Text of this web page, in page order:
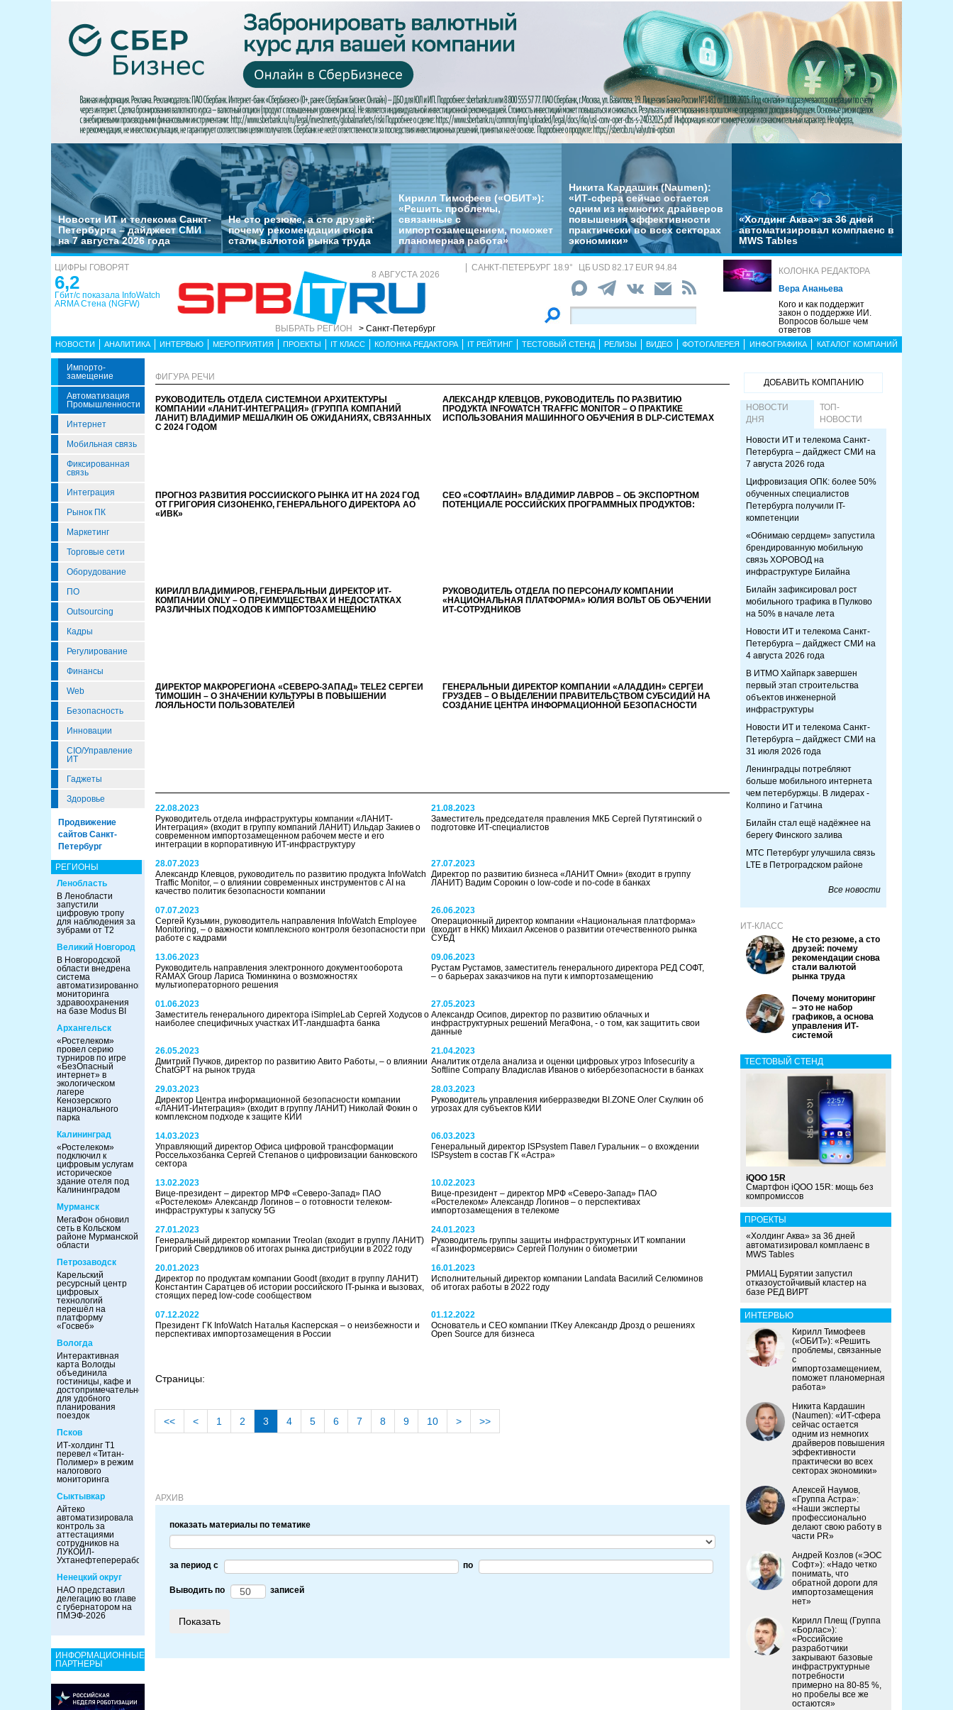
Новости ИТ и телекома Санкт-
Петербурга – дайджест СМИ
на 7 августа 2026 года
Не сто резюме, а сто друзей:
почему рекомендации снова
стали валютой рынка труда
Кирилл Тимофеев («ОБИТ»):
«Решить проблемы,
связанные с
импортозамещением, поможет
планомерная работа»
Никита Кардашин (Naumen):
«ИТ-сфера сейчас остается
одним из немногих драйверов
повышения эффективности
практически во всех секторах
экономики»
«Холдинг Аква» за 36 дней
автоматизировал комплаенс в
MWS Tables
ЦИФРЫ ГОВОРЯТ
6,2
Гбит/с показала InfoWatch
ARMA Стена (NGFW)
8 АВГУСТА 2026
ВЫБРАТЬ РЕГИОН > Санкт-Петербург
САНКТ-ПЕТЕРБУРГ 18.9° ЦБ USD 82.17 EUR 94.84
КОЛОНКА РЕДАКТОРА
Вера Ананьева
Кого и как поддержит
закон о поддержке ИИ.
Вопросов больше чем
ответов
НОВОСТИ АНАЛИТИКА ИНТЕРВЬЮ МЕРОПРИЯТИЯ ПРОЕКТЫ IT КЛАСС КОЛОНКА РЕДАКТОРА IT РЕЙТИНГ ТЕСТОВЫЙ СТЕНД РЕЛИЗЫ ВИДЕО ФОТОГАЛЕРЕЯ ИНФОГРАФИКА КАТАЛОГ КОМПАНИЙ
Импорто­
Замещение
Автоматизация
Промышленности
Интернет
Мобильная связь
Фиксированная
связь
Интеграция
Рынок ПК
Маркетинг
Торговые сети
Оборудование
ПО
Outsourcing
Кадры
Регулирование
Финансы
Web
Безопасность
Инновации
CIO/Управление
ИТ
Гаджеты
Здоровье
Продвижение
сайтов Санкт-
Петербург
РЕГИОНЫ
Ленобласть
В Ленобласти
запустили
цифровую тропу
для наблюдения за
зубрами от Т2
Великий Новгород
В Новгородской
области внедрена
система
автоматизированного
мониторинга
здравоохранения
на базе Modus BI
Архангельск
«Ростелеком»
провел серию
турниров по игре
«БезОпасный
интернет» в
экологическом
лагере
Кенозерского
национального
парка
Калининград
«Ростелеком»
подключил к
цифровым услугам
историческое
здание отеля под
Калининградом
Мурманск
МегаФон обновил
сеть в Кольском
районе Мурманской
области
Петрозаводск
Карельский
ресурсный центр
цифровых
технологий
перешёл на
платформу
«Госвеб»
Вологда
Интерактивная
карта Вологды
объединила
гостиницы, кафе и
достопримечательности
для удобного
планирования
поездок
Псков
ИТ-холдинг Т1
перевел «Титан-
Полимер» в режим
налогового
мониторинга
Сыктывкар
Айтеко
автоматизировала
контроль за
аттестациями
сотрудников на
ЛУКОЙЛ-
Ухтанефтепереработка
Ненецкий округ
НАО представил
делегацию во главе
с губернатором на
ПМЭФ-2026
ИНФОРМАЦИОННЫЕ
ПАРТНЕРЫ
ФИГУРА РЕЧИ
РУКОВОДИТЕЛЬ ОТДЕЛА СИСТЕМНОЙ АРХИТЕКТУРЫ
КОМПАНИИ «ЛАНИТ-ИНТЕГРАЦИЯ» (ГРУППА КОМПАНИЙ
ЛАНИТ) ВЛАДИМИР МЕШАЛКИН ОБ ОЖИДАНИЯХ, СВЯЗАННЫХ
С 2024 ГОДОМ
АЛЕКСАНДР КЛЕВЦОВ, РУКОВОДИТЕЛЬ ПО РАЗВИТИЮ
ПРОДУКТА INFOWATCH TRAFFIC MONITOR – О ПРАКТИКЕ
ИСПОЛЬЗОВАНИЯ МАШИННОГО ОБУЧЕНИЯ В DLP-СИСТЕМАХ
ПРОГНОЗ РАЗВИТИЯ РОССИЙСКОГО РЫНКА ИТ НА 2024 ГОД
ОТ ГРИГОРИЯ СИЗОНЕНКО, ГЕНЕРАЛЬНОГО ДИРЕКТОРА АО
«ИВК»
СЕО «СОФТЛАЙН» ВЛАДИМИР ЛАВРОВ – ОБ ЭКСПОРТНОМ
ПОТЕНЦИАЛЕ РОССИЙСКИХ ПРОГРАММНЫХ ПРОДУКТОВ:
КИРИЛЛ ВЛАДИМИРОВ, ГЕНЕРАЛЬНЫЙ ДИРЕКТОР ИТ-
КОМПАНИИ ONLY – О ПРЕИМУЩЕСТВАХ И НЕДОСТАТКАХ
РАЗЛИЧНЫХ ПОДХОДОВ К ИМПОРТОЗАМЕЩЕНИЮ
РУКОВОДИТЕЛЬ ОТДЕЛА ПО ПЕРСОНАЛУ КОМПАНИИ
«НАЦИОНАЛЬНАЯ ПЛАТФОРМА» ЮЛИЯ ВОЛЬТ ОБ ОБУЧЕНИИ
ИТ-СОТРУДНИКОВ
ДИРЕКТОР МАКРОРЕГИОНА «СЕВЕРО-ЗАПАД» TELE2 СЕРГЕЙ
ТИМОШИН – О ЗНАЧЕНИИ КУЛЬТУРЫ В ПОВЫШЕНИИ
ЛОЯЛЬНОСТИ ПОЛЬЗОВАТЕЛЕЙ
ГЕНЕРАЛЬНЫЙ ДИРЕКТОР КОМПАНИИ «АЛАДДИН» СЕРГЕЙ
ГРУЗДЕВ – О ВЫДЕЛЕНИИ ПРАВИТЕЛЬСТВОМ СУБСИДИЙ НА
СОЗДАНИЕ ЦЕНТРА ИНФОРМАЦИОННОЙ БЕЗОПАСНОСТИ
22.08.2023
Руководитель отдела инфраструктуры компании «ЛАНИТ-
Интеграция» (входит в группу компаний ЛАНИТ) Ильдар Закиев о
современном импортозамещенном рабочем месте и его
интеграции в корпоративную ИТ-инфраструктуру
21.08.2023
Заместитель председателя правления МКБ Сергей Путятинский о
подготовке ИТ-специалистов
28.07.2023
Александр Клевцов, руководитель по развитию продукта InfoWatch
Traffic Monitor, – о влиянии современных инструментов с AI на
качество политик безопасности компании
27.07.2023
Директор по развитию бизнеса «ЛАНИТ Омни» (входит в группу
ЛАНИТ) Вадим Сорокин о low-code и no-code в банках
07.07.2023
Сергей Кузьмин, руководитель направления InfoWatch Employee
Monitoring, – о важности комплексного контроля безопасности при
работе с кадрами
26.06.2023
Операционный директор компании «Национальная платформа»
(входит в НКК) Михаил Аксенов о развитии отечественного рынка
СУБД
13.06.2023
Руководитель направления электронного документооборота
RAMAX Group Лариса Тюминкина о возможностях
мультиоператорного решения
09.06.2023
Рустам Рустамов, заместитель генерального директора РЕД СОФТ,
– о барьерах заказчиков на пути к импортозамещению
01.06.2023
Заместитель генерального директора iSimpleLab Сергей Ходусов о
наиболее специфичных участках ИТ-ландшафта банка
27.05.2023
Александр Осипов, директор по развитию облачных и
инфраструктурных решений МегаФона, - о том, как защитить свои
данные
26.05.2023
Дмитрий Пучков, директор по развитию Авито Работы, – о влиянии
ChatGPT на рынок труда
21.04.2023
Аналитик отдела анализа и оценки цифровых угроз Infosecurity a
Softline Company Владислав Иванов о кибербезопасности в банках
29.03.2023
Директор Центра информационной безопасности компании
«ЛАНИТ-Интеграция» (входит в группу ЛАНИТ) Николай Фокин о
комплексном подходе к защите КИИ
28.03.2023
Руководитель управления киберразведки BI.ZONE Олег Скулкин об
угрозах для субъектов КИИ
14.03.2023
Управляющий директор Офиса цифровой трансформации
Россельхозбанка Сергей Степанов о цифровизации банковского
сектора
06.03.2023
Генеральный директор ISPsystem Павел Гуральник – о вхождении
ISPsystem в состав ГК «Астра»
13.02.2023
Вице-президент – директор МРФ «Северо-Запад» ПАО
«Ростелеком» Александр Логинов – о готовности телеком-
инфраструктуры к запуску 5G
10.02.2023
Вице-президент – директор МРФ «Северо-Запад» ПАО
«Ростелеком» Александр Логинов – о перспективах
импортозамещения в телекоме
27.01.2023
Генеральный директор компании Treolan (входит в группу ЛАНИТ)
Григорий Свердликов об итогах рынка дистрибуции в 2022 году
24.01.2023
Руководитель группы защиты инфраструктурных ИТ компании
«Газинформсервис» Сергей Полунин о биометрии
20.01.2023
Директор по продуктам компании Goodt (входит в группу ЛАНИТ)
Константин Саратцев об истории российского IT-рынка и вызовах,
стоящих перед low-code сообществом
16.01.2023
Исполнительный директор компании Landata Василий Селюминов
об итогах работы в 2022 году
07.12.2022
Президент ГК InfoWatch Наталья Касперская – о неизбежности и
перспективах импортозамещения в России
01.12.2022
Основатель и CEO компании ITKey Александр Дрозд о решениях
Open Source для бизнеса
Страницы:
<< < 1 2 3 4 5 6 7 8 9 10 > >>
АРХИВ
показать материалы по тематике
за период c по
Выводить по записей
ДОБАВИТЬ КОМПАНИЮ
НОВОСТИ
ДНЯ
ТОП-
НОВОСТИ
Новости ИТ и телекома Санкт-
Петербурга – дайджест СМИ на
7 августа 2026 года
Цифровизация ОПК: более 50%
обученных специалистов
Петербурга получили IT-
компетенции
«Обнимаю сердцем» запустила
брендированную мобильную
связь ХОРОВОД на
инфраструктуре Билайна
Билайн зафиксировал рост
мобильного трафика в Пулково
на 50% в начале лета
Новости ИТ и телекома Санкт-
Петербурга – дайджест СМИ на
4 августа 2026 года
В ИТМО Хайпарк завершен
первый этап строительства
объектов инженерной
инфраструктуры
Новости ИТ и телекома Санкт-
Петербурга – дайджест СМИ на
31 июля 2026 года
Ленинградцы потребляют
больше мобильного интернета
чем петербуржцы. В лидерах -
Колпино и Гатчина
Билайн стал ещё надёжнее на
берегу Финского залива
МТС Петербург улучшила связь
LTE в Петроградском районе
Все новости
ИТ-КЛАСС
Не сто резюме, а сто
друзей: почему
рекомендации снова
стали валютой
рынка труда
Почему мониторинг
– это не набор
графиков, а основа
управления ИТ-
системой
ТЕСТОВЫЙ СТЕНД
iQOO 15R
Смартфон iQOO 15R: мощь без
компромиссов
ПРОЕКТЫ
«Холдинг Аква» за 36 дней
автоматизировал комплаенс в
MWS Tables
РМИАЦ Бурятии запустил
отказоустойчивый кластер на
базе РЕД ВИРТ
ИНТЕРВЬЮ
Кирилл Тимофеев
(«ОБИТ»): «Решить
проблемы, связанные
с
импортозамещением,
поможет планомерная
работа»
Никита Кардашин
(Naumen): «ИТ-сфера
сейчас остается
одним из немногих
драйверов повышения
эффективности
практически во всех
секторах экономики»
Алексей Наумов,
«Группа Астра»:
«Наши эксперты
профессионально
делают свою работу в
части PR»
Андрей Козлов («ЭОС
Софт»): «Надо четко
понимать, что
обратной дороги для
импортозамещения
нет»
Кирилл Плещ (Группа
«Борлас»):
«Российские
разработчики
закрывают базовые
инфраструктурные
потребности
примерно на 80-85 %,
но пробелы все же
остаются»